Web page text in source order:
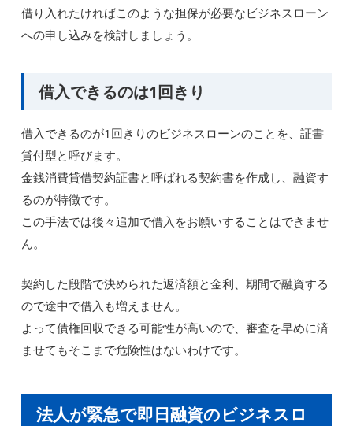
借り入れたければこのような担保が必要なビジネスローン
への申し込みを検討しましょう。
借入できるのは1回きり
借入できるのが1回きりのビジネスローンのことを、証書
貸付型と呼びます。
金銭消費貸借契約証書と呼ばれる契約書を作成し、融資す
るのが特徴です。
この手法では後々追加で借入をお願いすることはできませ
ん。
契約した段階で決められた返済額と金利、期間で融資する
ので途中で借入も増えません。
よって債権回収できる可能性が高いので、審査を早めに済
ませてもそこまで危険性はないわけです。
法人が緊急で即日融資のビジネスロ